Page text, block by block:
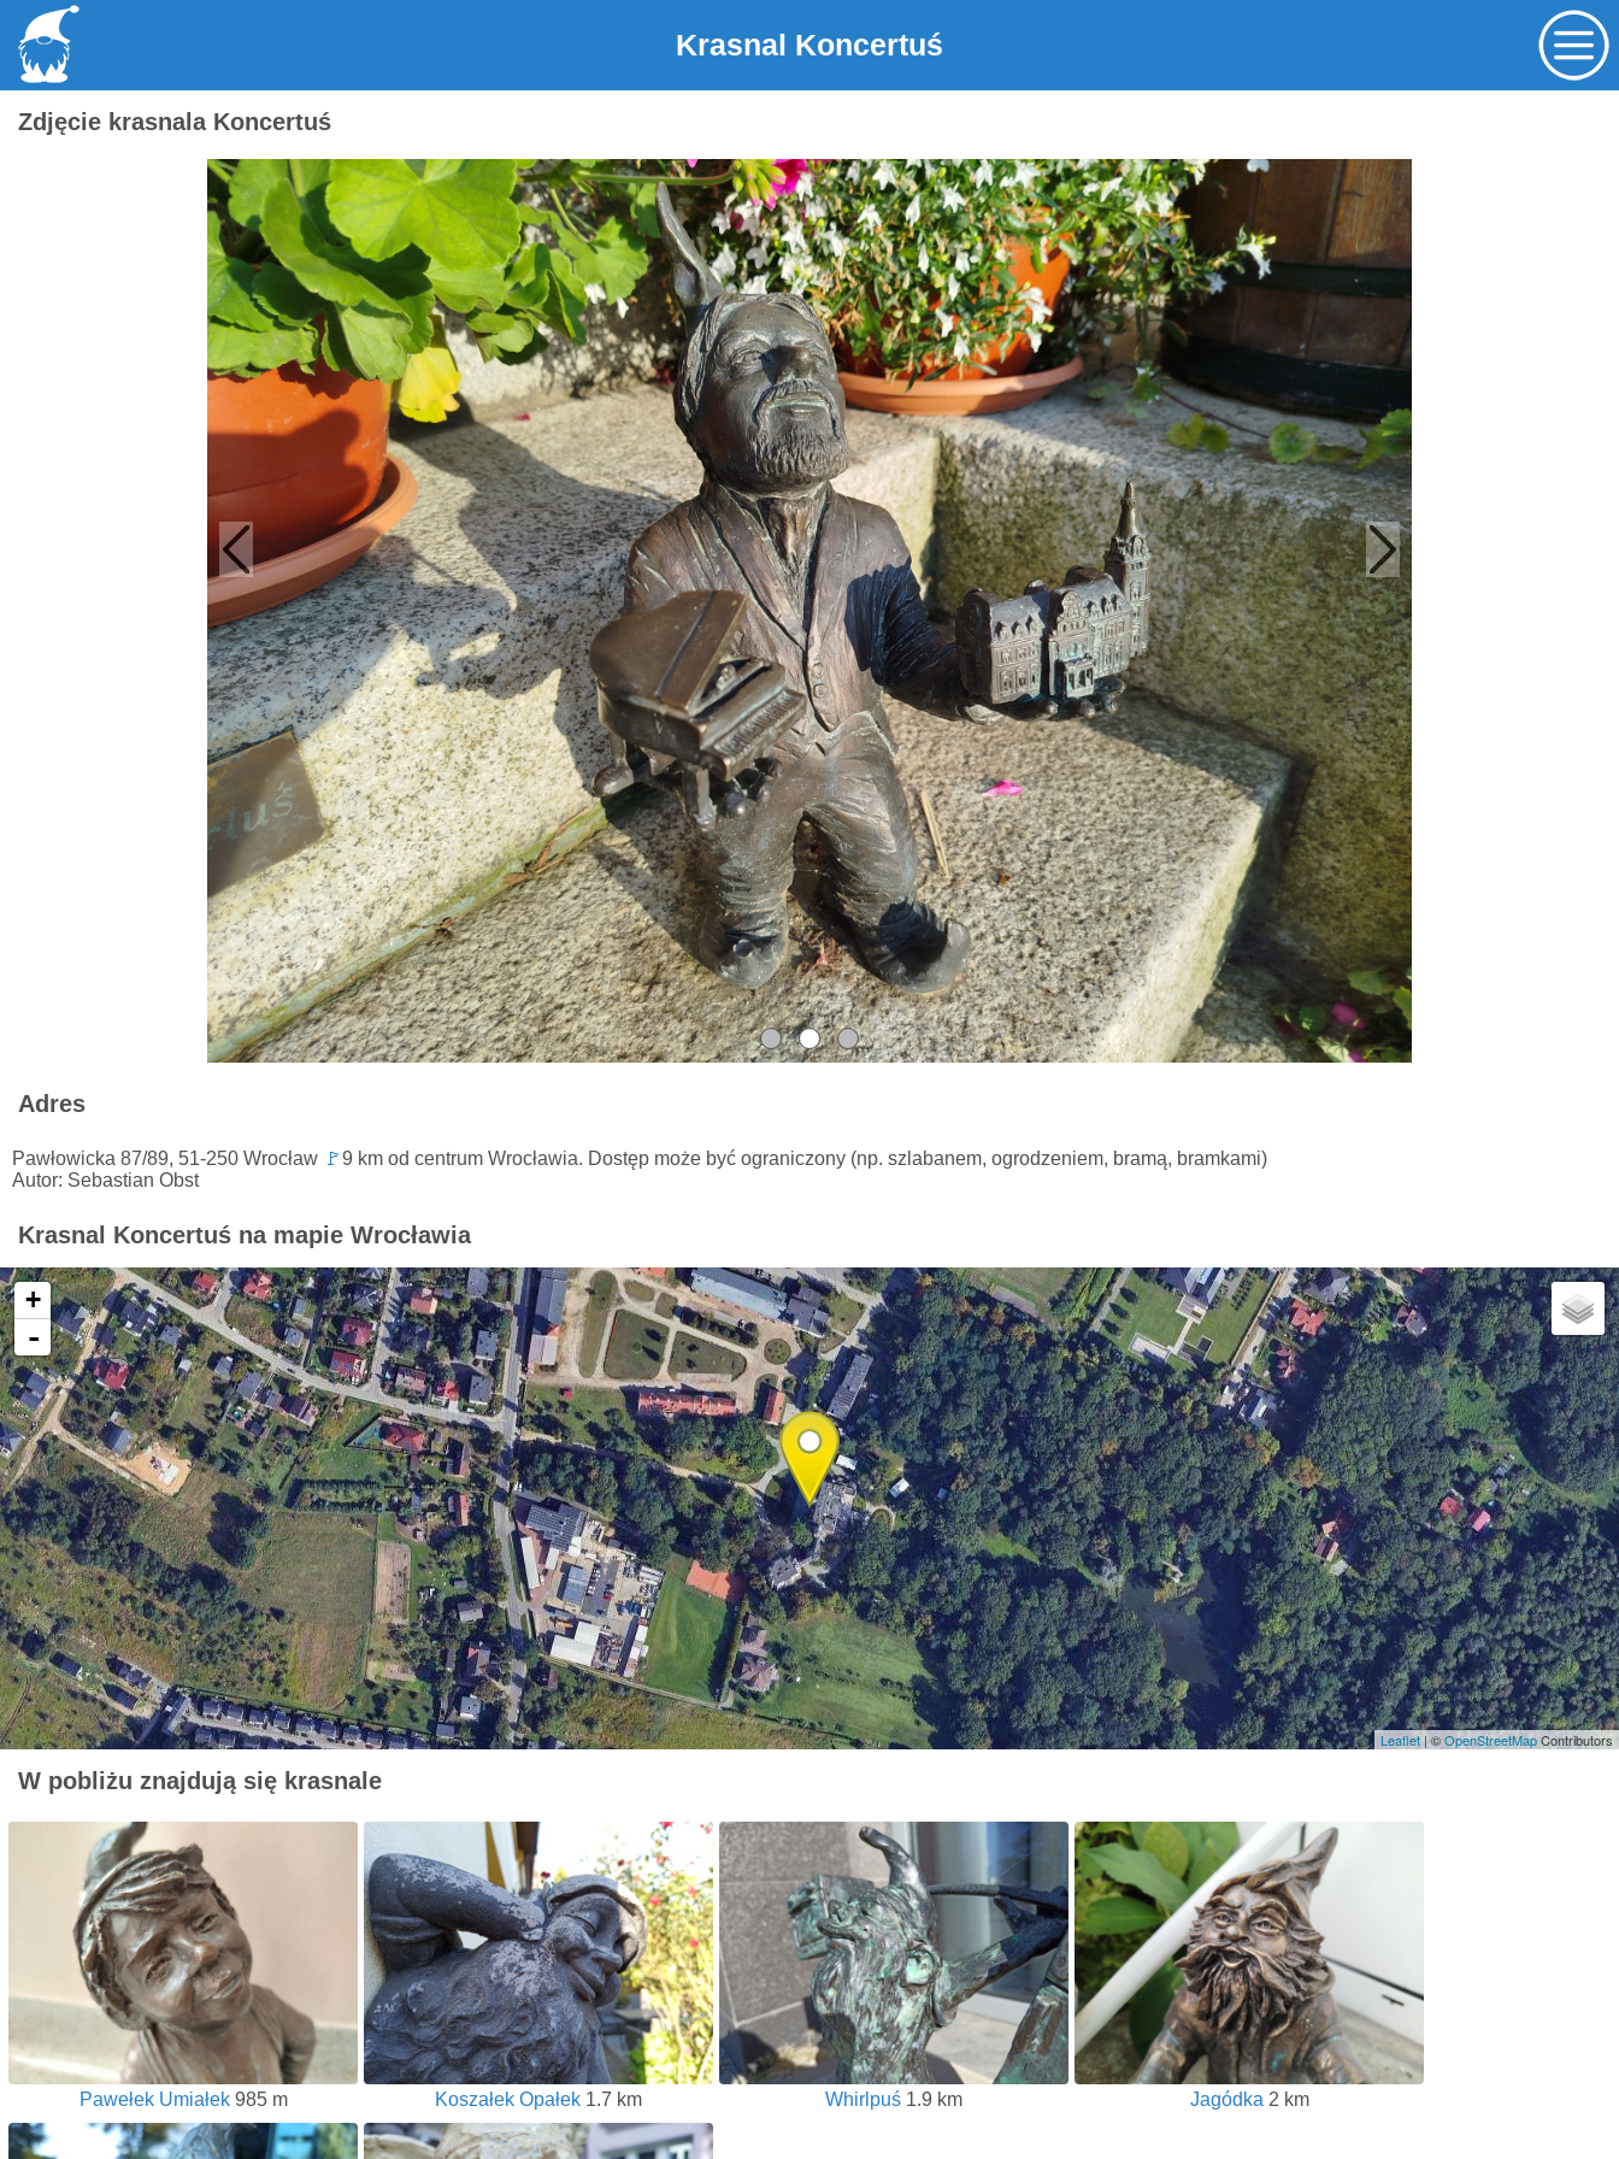
Krasnal Koncertuś
Zdjęcie krasnala Koncertuś
Adres
Pawłowicka 87/89, 51-250 Wrocław 🚩9 km od centrum Wrocławia. Dostęp może być ograniczony (np. szlabanem, ogrodzeniem, bramą, bramkami)
Autor: Sebastian Obst
Krasnal Koncertuś na mapie Wrocławia
+
-
Leaflet | ©OpenStreetMapContributors
W pobliżu znajdują się krasnale
Pawełek Umiałek985 m Koszałek Opałek 1.7 km Whirlpuś 1.9 km Jagódka 2 km